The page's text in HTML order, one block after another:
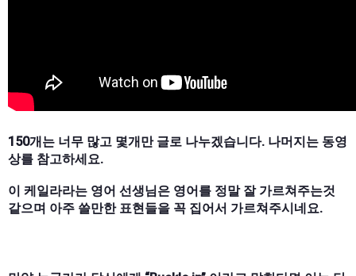
150개는 너무 많고 몇개만 글로 나누겠습니다. 나머지는 동영
상를 참고하세요.
이 케일라라는 영어 선생님은 영어를 정말 잘 가르쳐주는것
같으며 아주 쓸만한 표현들을 꼭 집어서 가르쳐주시네요.